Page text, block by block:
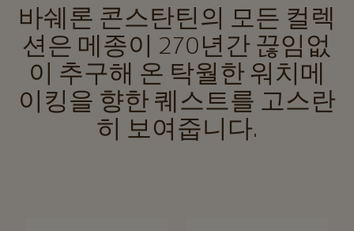
바쉐론 콘스탄틴의 모든 컬렉
션은 메종이 270년간 끊임없
이 추구해 온 탁월한 워치메
이킹을 향한 퀘스트를 고스란
히 보여줍니다.